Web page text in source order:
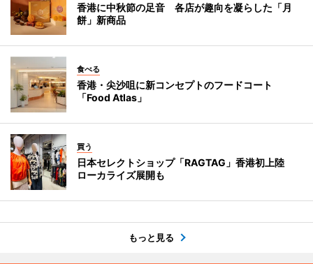
香港に中秋節の足音 各店が趣向を凝らした「月
餅」新商品
食べる
香港・尖沙咀に新コンセプトのフードコート
「Food Atlas」
買う
日本セレクトショップ「RAGTAG」香港初上陸
ローカライズ展開も
もっと見る